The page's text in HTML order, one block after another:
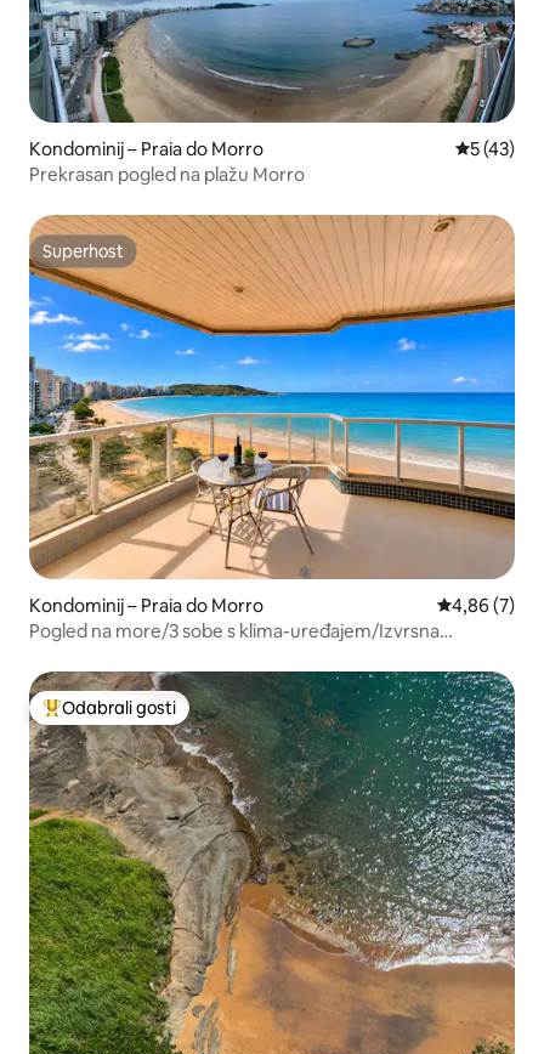
Kondominij – Praia do Morro Prosječna
5 (43)
Prekrasan pogled na plažu Morro
Superhost
Superhost
Kondominij – Praia do Morro Prosječna
4,86 (7)
Pogled na more/3 sobe s klima-uređajem/Izvrsna
Među najviše rangiranima s oznakom „Odabrali gosti”
Odabrali gosti